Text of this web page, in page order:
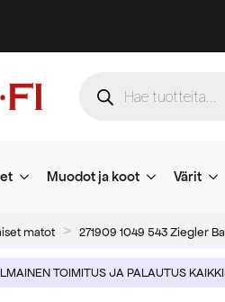
search
Muodot ja koot Värit
matot 271909 1049 543 Ziegler
TOIMITUS JA PALAUTUS